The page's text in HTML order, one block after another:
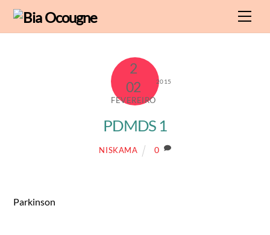
Skip
2
02
FEVEREIRO
2015
PDMDS 1
NISKAMA 0
Parkinson